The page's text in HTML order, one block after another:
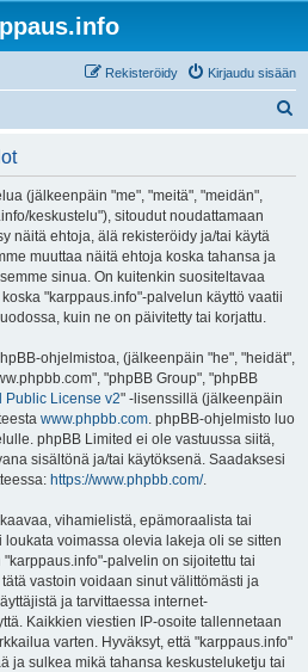
Kirjaudu sisään
Rekisteröidy
(jälkeenpäin "me", "meitä", "meidän",
keskustelu"), sitoudut noudattamaan
näitä ehtoja, älä rekisteröidy ja/tai käytä
muuttaa näitä ehtoja koska tahansa ja
sinua. On kuitenkin suositeltavaa
"karppaus.info"-palvelun käyttö vaatii
kuin ne on päivitetty tai korjattu.
ohjelmistoa, (jälkeenpäin "he", "heidät",
"phpBB Group", "phpBB
Public License v2" -lisenssillä (jälkeenpäin
www.phpbb.com. phpBB-ohjelmisto luo
phpBB Limited ei ole vastuussa siitä,
sisältönä ja/tai käytöksenä. Saadaksesi
https://www.phpbb.com/.
vihamielistä, epämoraalista tai
voimassa olevia lakeja oli se sitten
palvelin on sijoitettu tai
vastoin voidaan sinut välittömästi ja
ja tarvittaessa internet-
Kaikkien viestien IP-osoite tallennetaan
varten. Hyväksyt, että "karppaus.info"
ja sulkea mikä tahansa keskusteluketju tai